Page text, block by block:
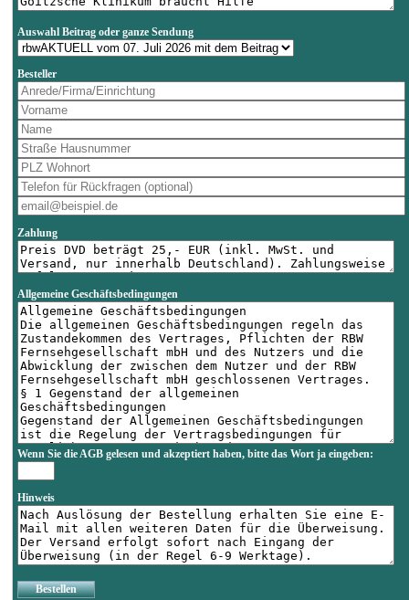
Auswahl Beitrag oder ganze Sendung
Besteller
Zahlung
Allgemeine Geschäftsbedingungen
Wenn Sie die AGB gelesen und akzeptiert haben, bitte das Wort ja eingeben:
Hinweis
Bestellen